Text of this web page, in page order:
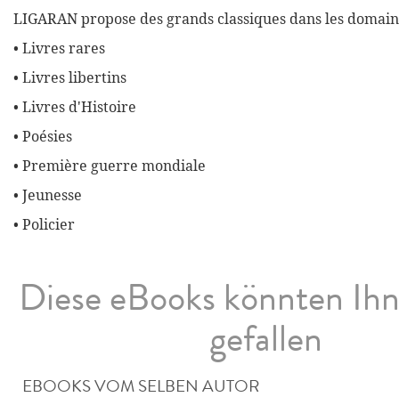
LIGARAN propose des grands classiques dans les
• Livres rares
• Livres libertins
• Livres d'Histoire
• Poésies
• Première guerre mondiale
• Jeunesse
• Policier
Diese eBooks könnten
gefallen
EBOOKS VOM SELBEN AUTOR